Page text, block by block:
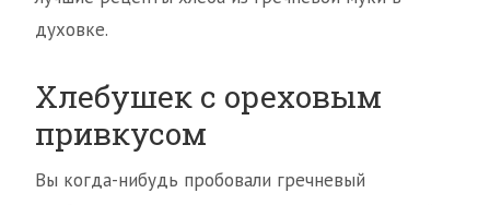
духовке.
Хлебушек с ореховым
привкусом
Вы когда-нибудь пробовали гречневый